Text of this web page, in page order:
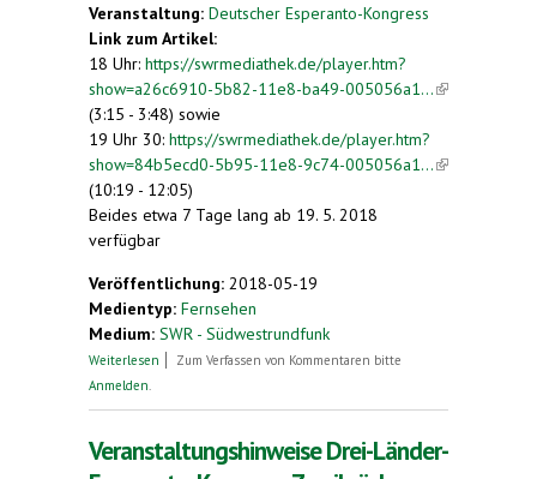
Veranstaltung: Deutscher Esperanto-Kongress
Link zum Artikel:
18 Uhr: https://swrmediathek.de/player.htm?
show=a26c6910-5b82-11e8-ba49-005056a1...(link is
(3:15 - 3:48) sowie
19 Uhr 30: https://swrmediathek.de/player.htm?
show=84b5ecd0-5b95-11e8-9c74-005056a1...(link is
(10:19 - 12:05)
Beides etwa 7 Tage lang ab 19. 5. 2018
verfügbar
Veröffentlichung: 2018-05-19
Medientyp: Fernsehen
Medium: SWR - Südwestrundfunk
Weiterlesen über Esperanto-Treffen in Zweibrücken
Zum Verfassen von Kommentaren bitte
Anmelden
Veranstaltungshinweise Drei-Länder-